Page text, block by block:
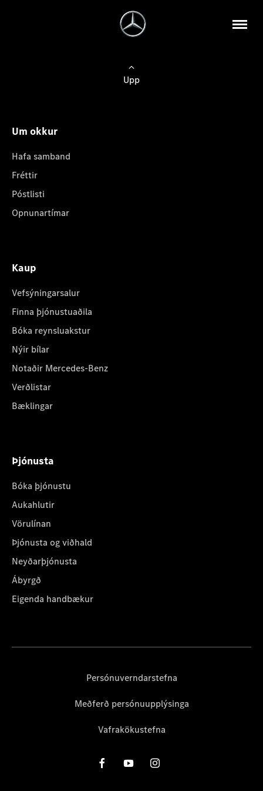
Upp
Um okkur
Hafa samband
Fréttir
Póstlisti
Opnunartímar
Kaup
Vefsýningarsalur
Finna þjónustuaðila
Bóka reynsluakstur
Nýir bílar
Notaðir Mercedes-Benz
Verðlistar
Bæklingar
Þjónusta
Bóka þjónustu
Aukahlutir
Vörulínan
Þjónusta og viðhald
Neyðarþjónusta
Ábyrgð
Eigenda handbækur
Persónuverndarstefna
Meðferð persónuupplýsinga
Vafrakökustefna